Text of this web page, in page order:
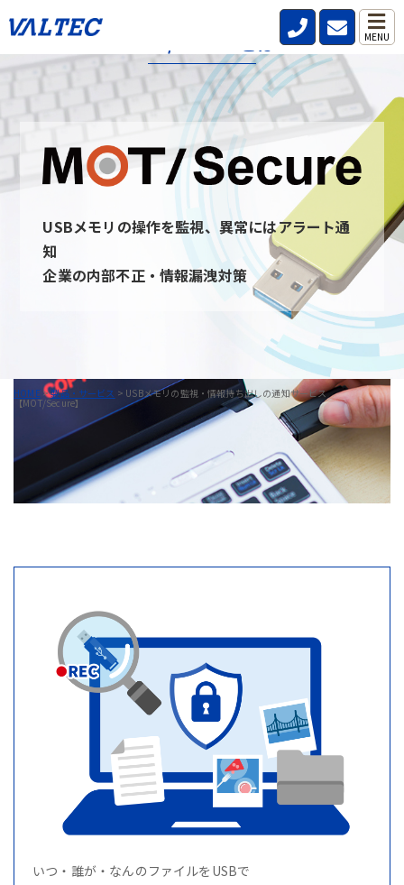
MENU
HOME >製品・サービス > USBメモリの監視・情報持ち出しの通知サービス
【MOT/Secure】
USBメモリの操作を監視、異常にはアラート通
知
企業の内部不正・情報漏洩対策
MOT/secureとは、社内・社外問わず従業員が利用するPCのUSB
デバイスを監視し、いつ・誰が・どんな情報を持ち出したのか記
録と通知を行うことができるサービスです。
USBデバイスを監視することを周知させることで情報の持ち出し
を牽制し、防止できます。 また、MOT/secureと通信ができない
MOT/Secureへのお問い合わせ
いつ・誰が・なんのファイルをUSBで